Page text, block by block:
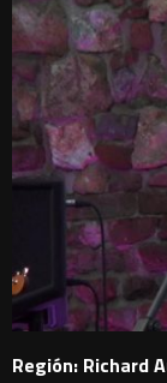
Región: Richard